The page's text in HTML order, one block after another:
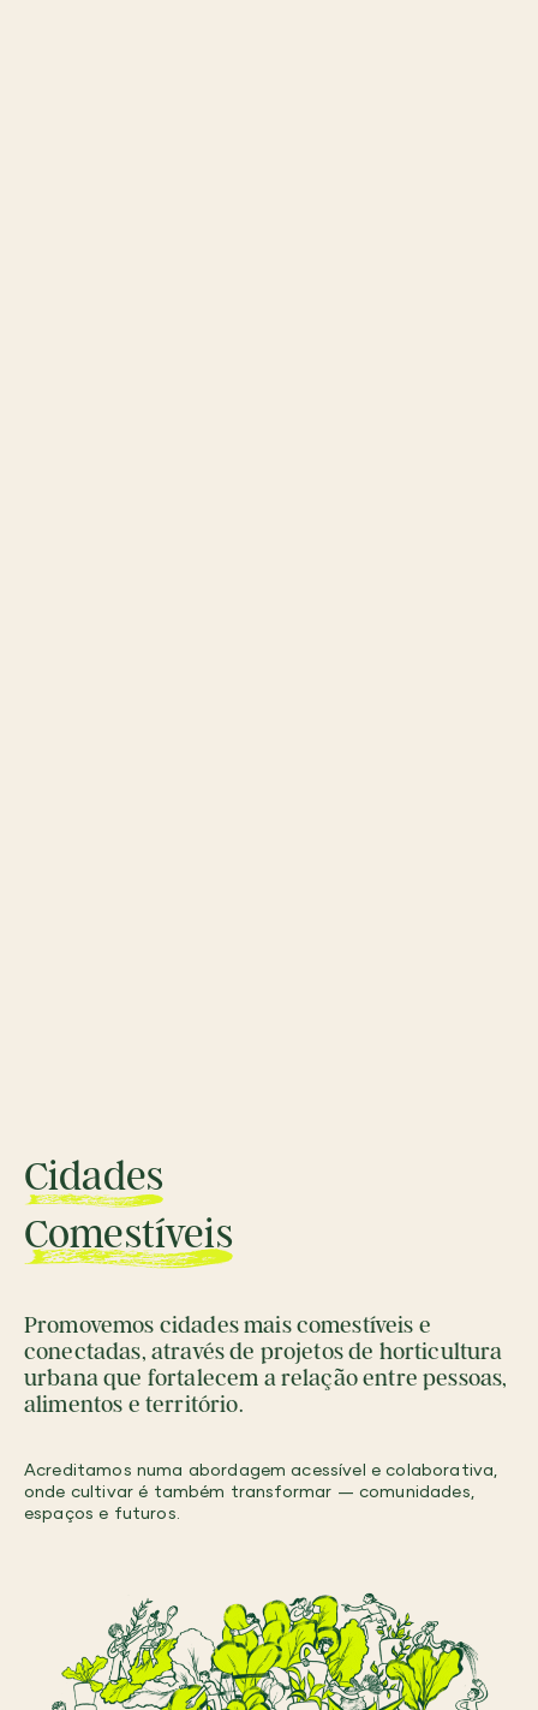
Cidades
Comestíveis
Promovemos cidades mais comestíveis e
conectadas, através de projetos de horticultura
urbana que fortalecem a relação entre pessoas,
alimentos e território.
Acreditamos numa abordagem acessível e colaborativa,
onde cultivar é também transformar — comunidades,
espaços e futuros.